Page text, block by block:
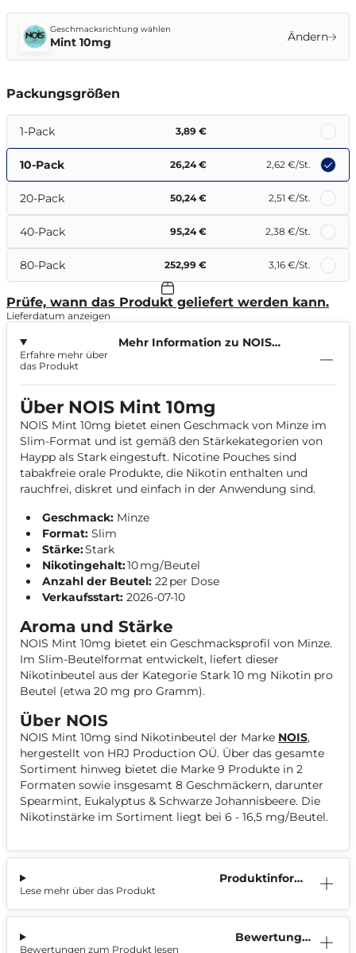
Geschmacksrichtung wählen
Mint 10mg Ändern
Packungsgrößen
1-Pack 3,89 €
10-Pack 26,24 € 2,62 €/St.
20-Pack 50,24 € 2,51 €/St.
40-Pack 95,24 € 2,38 €/St.
80-Pack 252,99 € 3,16 €/St.
Prüfe, wann das Produkt geliefert werden kann.
Lieferdatum anzeigen
Mehr Information zu NOIS
Erfahre mehr über
das Produkt
Über NOIS Mint 10mg
NOIS Mint 10mg bietet einen Geschmack von Minze im
Slim-Format und ist gemäß den Stärkekategorien von
Haypp als Stark eingestuft. Nicotine Pouches sind
tabakfreie orale Produkte, die Nikotin enthalten und
rauchfrei, diskret und einfach in der Anwendung sind.
Geschmack: Minze
Format: Slim
Stärke:Stark
Nikotingehalt:10 mg/Beutel
Anzahl der Beutel: 22 per Dose
Verkaufsstart: 2026-07-10
Aroma und Stärke
NOIS Mint 10mg bietet ein Geschmacksprofil von Minze.
Im Slim-Beutelformat entwickelt, liefert dieser
Nikotinbeutel aus der Kategorie Stark 10 mg Nikotin pro
Beutel (etwa 20 mg pro Gramm).
Über NOIS
NOIS Mint 10mg sind Nikotinbeutel der Marke NOIS,
hergestellt von HRJ Production OÜ. Über das gesamte
Sortiment hinweg bietet die Marke 9 Produkte in 2
Formaten sowie insgesamt 8 Geschmäckern, darunter
Spearmint, Eukalyptus & Schwarze Johannisbeere. Die
Nikotinstärke im Sortiment liegt bei 6 - 16,5 mg/Beutel.
Produktinform
Lese mehr über das Produkt
Bewertunge
Bewertungen zum Produkt lesen